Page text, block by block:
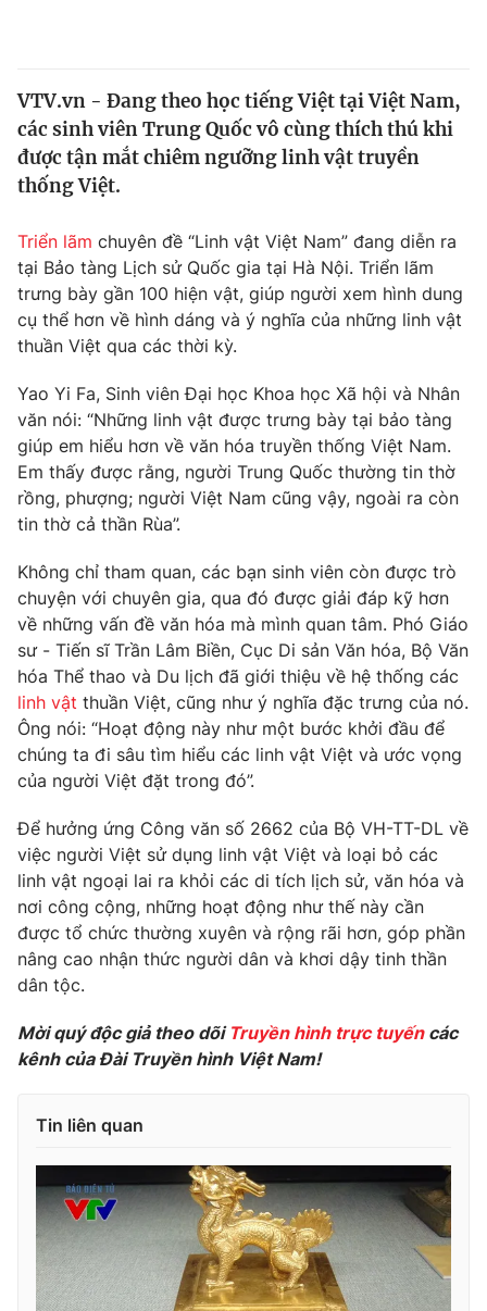
Thế giới
Tin tức
Thế giới đó đây
Câu chuyện quốc tế
Kinh tế
Thị trường
Góc doanh nghiệp
Dữ liệu và đời sống
Truyền hình
Phim VTV
Hậu trường
Nhân vật
Khán giả
Giải sao mai
Giải trí
Điện ảnh
Âm nhạc
Sao
Đời sống
Du lịch
Làm đẹp
Giáo dục
Tuyển sinh
Học trực tuyến
Hitech Công nghệ tương lai
Sản phẩm
Thị trường
Tư vấn
Giao lưu trực tuyến
Lịch phát sóng
Chuyên mục khác
Emagazine
Photo Infographic
Video Shorts video
VTV Money
VTV Sức khoẻ Bất động sản
Thị trường 24h
Vươn mình bằng AI
VTV9 VTV8
Liên hệ tòa soạn English
VTV.vn - Đang theo học tiếng Việt tại Việt Nam,
các sinh viên Trung Quốc vô cùng thích thú khi
được tận mắt chiêm ngưỡng linh vật truyền
thống Việt.
Triển lãm chuyên đề “Linh vật Việt Nam” đang diễn ra
tại Bảo tàng Lịch sử Quốc gia tại Hà Nội. Triển lãm
trưng bày gần 100 hiện vật, giúp người xem hình dung
cụ thể hơn về hình dáng và ý nghĩa của những linh vật
thuần Việt qua các thời kỳ.
Yao Yi Fa, Sinh viên Đại học Khoa học Xã hội và Nhân
văn nói: “Những linh vật được trưng bày tại bảo tàng
giúp em hiểu hơn về văn hóa truyền thống Việt Nam.
Em thấy được rằng, người Trung Quốc thường tin thờ
rồng, phượng; người Việt Nam cũng vậy, ngoài ra còn
tin thờ cả thần Rùa”.
Không chỉ tham quan, các bạn sinh viên còn được trò
chuyện với chuyên gia, qua đó được giải đáp kỹ hơn
về những vấn đề văn hóa mà mình quan tâm. Phó Giáo
sư - Tiến sĩ Trần Lâm Biền, Cục Di sản Văn hóa, Bộ Văn
hóa Thể thao và Du lịch đã giới thiệu về hệ thống các
linh vật thuần Việt, cũng như ý nghĩa đặc trưng của nó.
Ông nói: “Hoạt động này như một bước khởi đầu để
chúng ta đi sâu tìm hiểu các linh vật Việt và ước vọng
của người Việt đặt trong đó”.
Để hưởng ứng Công văn số 2662 của Bộ VH-TT-DL về
việc người Việt sử dụng linh vật Việt và loại bỏ các
linh vật ngoại lai ra khỏi các di tích lịch sử, văn hóa và
nơi công cộng, những hoạt động như thế này cần
được tổ chức thường xuyên và rộng rãi hơn, góp phần
nâng cao nhận thức người dân và khơi dậy tinh thần
dân tộc.
Mời quý độc giả theo dõi Truyền hình trực tuyếncác
kênh của Đài Truyền hình Việt Nam!
Tin liên quan